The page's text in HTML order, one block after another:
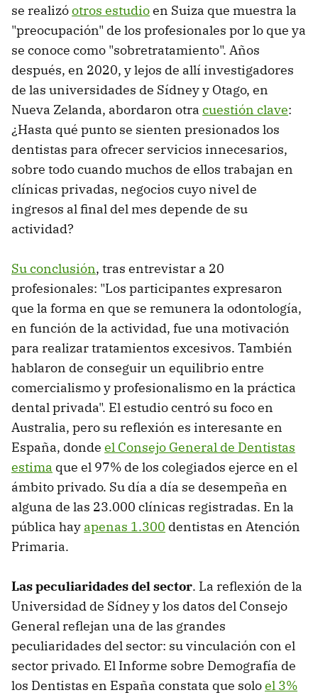
se realizóotros estudioen Suiza que muestra la
"preocupación" de los profesionales por lo que ya
se conoce como "sobretratamiento". Años
después, en 2020, y lejos de allí investigadores
de las universidades de Sídney y Otago, en
Nueva Zelanda, abordaron otra cuestión clave:
¿Hasta qué punto se sienten presionados los
dentistas para ofrecer servicios innecesarios,
sobre todo cuando muchos de ellos trabajan en
clínicas privadas, negocios cuyo nivel de
ingresos al final del mes depende de su
actividad?
Su conclusión, tras entrevistar a 20
profesionales: "Los participantes expresaron
que la forma en que se remunera la odontología,
en función de la actividad, fue una motivación
para realizar tratamientos excesivos. También
hablaron de conseguir un equilibrio entre
comercialismo y profesionalismo en la práctica
dental privada". El estudio centró su foco en
Australia, pero su reflexión es interesante en
España, donde el Consejo General de Dentistas
estima que el 97% de los colegiados ejerce en el
ámbito privado. Su día a día se desempeña en
alguna de las 23.000 clínicas registradas. En la
pública hay apenas 1.300 dentistas en Atención
Primaria.
Las peculiaridades del sector. La reflexión de la
Universidad de Sídney y los datos del Consejo
General reflejan una de las grandes
peculiaridades del sector: su vinculación con el
sector privado. El Informe sobre Demografía de
los Dentistas en España constata que soloel 3%